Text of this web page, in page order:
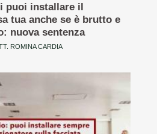
puoi installare il
tua anche se è brutto e
nuova sentenza
ROMINA CARDIA